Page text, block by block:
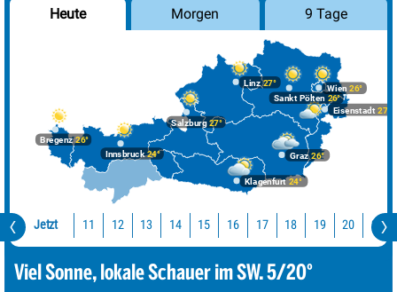
Heute Morgen 9 Tage
Bregenz26°
Graz26°
Innsbruck24°
Klagenfurt 24°
Linz27°
Salzburg27°
Wien 26°
Eisenstadt 27°
Sankt Pölten 26°
Jetzt 11 12 13 14 15 16 17 18 19 20 21
Viel Sonne, lokale Schauer im SW. 5/20°